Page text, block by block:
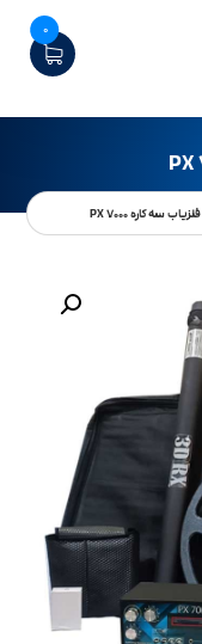
0
فلزیاب سه کاره PX ۷۰۰۰
بزرگنمایی تصویر